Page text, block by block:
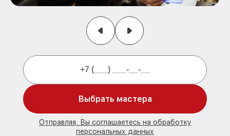
Выбрать мастера
Отправляя, Вы соглашаетесь на обработку
персональных данных